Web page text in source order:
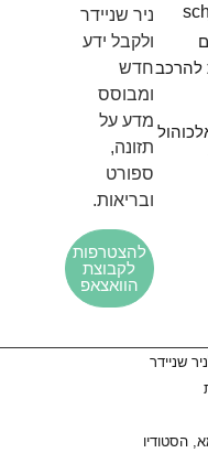
להרכב
ניר שניידר
ולקבל ידע
חדש
ומבוסס
מדע על
תזונה,
ספורט
ובריאות.
להצטרפות
לקבוצת
הוואצאפ
שניידר
הסטודיו